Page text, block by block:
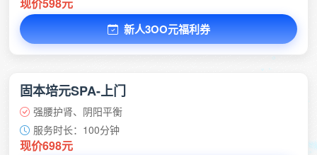
现价598元
新人3OO元福利券
固本培元SPA-上门
强腰护肾、阴阳平衡
服务时长：100分钟
现价698元